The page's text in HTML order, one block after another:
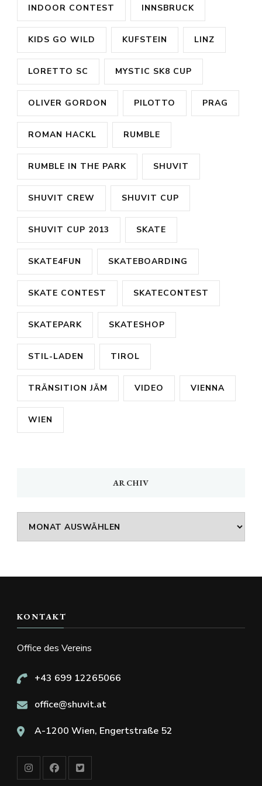
INDOOR CONTEST INNSBRUCK
KIDS GO WILD KUFSTEIN LINZ
LORETTO SC MYSTIC SK8 CUP
OLIVER GORDON PILOTTO PRAG
ROMAN HACKL RUMBLE
RUMBLE IN THE PARK SHUVIT
SHUVIT CREW SHUVIT CUP
SHUVIT CUP 2013 SKATE
SKATE4FUN SKATEBOARDING
SKATE CONTEST SKATECONTEST
SKATEPARK SKATESHOP
STIL-LADEN TIROL
TRÄNSITION JÄM VIDEO VIENNA
WIEN
ARCHIV
Archiv
KONTAKT
Office des Vereins
+43 699 12265066
office@shuvit.at
A-1200 Wien, Engertstraße 52